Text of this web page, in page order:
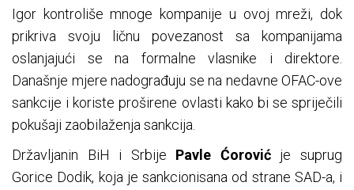
Igor kontroliše mnoge kompanije u ovoj mreži, dok
prikriva svoju ličnu povezanost sa kompanijama
oslanjajući se na formalne vlasnike i direktore.
Današnje mjere nadograđuju se na nedavne OFAC-ove
sankcije i koriste proširene ovlasti kako bi se spriječili
pokušaji zaobilaženja sankcija.
Državljanin BiH i Srbije Pavle Ćorovićje suprug
Gorice Dodik, koja je sankcionisana od strane SAD-a, i